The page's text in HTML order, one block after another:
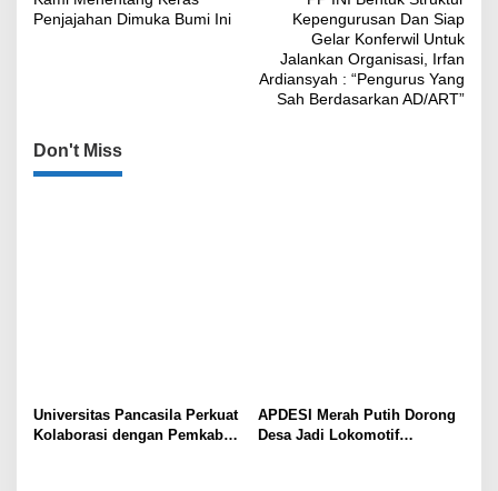
pos
Penjajahan Dimuka Bumi Ini
Kepengurusan Dan Siap
Gelar Konferwil Untuk
Jalankan Organisasi, Irfan
Ardiansyah : “Pengurus Yang
Sah Berdasarkan AD/ART”
Don't Miss
Universitas Pancasila Perkuat
Kolaborasi dengan Pemkab
APDESI Merah Putih Dorong
Desa Jadi Lokomotif